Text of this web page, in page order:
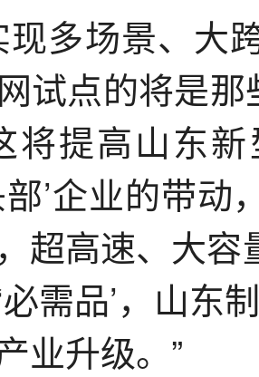
现多场景、大
试点的将是那
将提高山东
部’企业的带
超高速、大
需品’，山东
业升级。”